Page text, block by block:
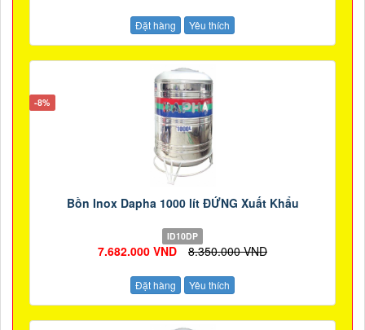
Đặt hàng Yêu thích
-8%
Bồn Inox Dapha 1000 lít ĐỨNG Xuất Khẩu
ID10DP
7.682.000 VND 8.350.000 VND
Đặt hàng Yêu thích